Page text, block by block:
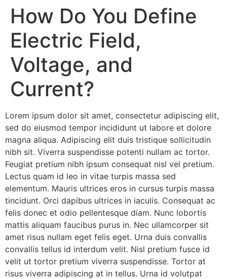
How Do You Define
Electric Field,
Voltage, and
Current?
Lorem ipsum dolor sit amet, consectetur adipiscing elit,
sed do eiusmod tempor incididunt ut labore et dolore
magna aliqua. Adipiscing elit duis tristique sollicitudin
nibh sit. Viverra suspendisse potenti nullam ac tortor.
Feugiat pretium nibh ipsum consequat nisl vel pretium.
Lectus quam id leo in vitae turpis massa sed
elementum. Mauris ultrices eros in cursus turpis massa
tincidunt. Orci dapibus ultrices in iaculis. Consequat ac
felis donec et odio pellentesque diam. Nunc lobortis
mattis aliquam faucibus purus in. Nec ullamcorper sit
amet risus nullam eget felis eget. Urna duis convallis
convallis tellus id interdum velit. Nisl pretium fusce id
velit ut tortor pretium viverra suspendisse. Tortor at
risus viverra adipiscing at in tellus. Urna id volutpat